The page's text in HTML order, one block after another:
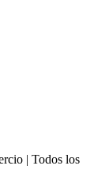
| Todos los